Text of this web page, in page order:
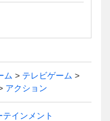
ム
テレビゲーム
アクション
インメント